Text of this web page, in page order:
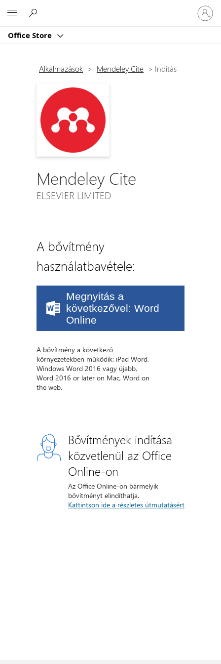
Office Store
be
a
Alkalmazások > Mendeley Cite > Indítás
Mendeley Cite
ELSEVIER LIMITED
A bővítmény
használatbavétele:
Megnyitás a
következővel: Word
Online
A bővítmény a következő
környezetekben működik: iPad Word,
Windows Word 2016 vagy újabb,
Word 2016 or later on Mac, Word on
the web.
Bővítmények indítása
közvetlenül az Office
Online-on
Az Office Online-on bármelyik
bővítményt elindíthatja.
Kattintson ide a részletes útmutatásért